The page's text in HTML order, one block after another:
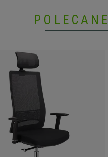
POLECANE